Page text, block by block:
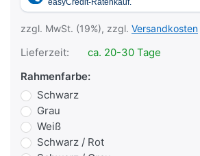
zzgl. MwSt. (19%), zzgl. Versandkosten
Lieferzeit:
ca. 20-30 Tage
Rahmenfarbe:
Schwarz
Grau
Weiß
Schwarz / Rot